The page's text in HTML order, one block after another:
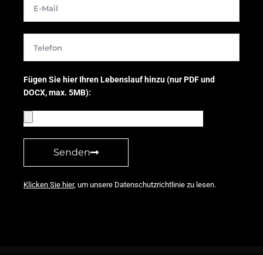
Mail
Fügen Sie hier Ihren Lebenslauf hinzu (nur PDF und
DOCX, max. 5MB):
CV
Senden
Klicken Sie hier, um unsere Datenschutzrichtlinie zu lesen.